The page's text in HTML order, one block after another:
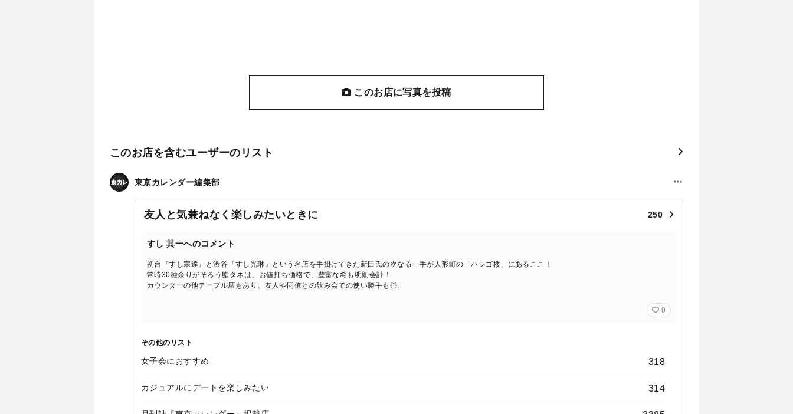
このお店に写真を投稿
このお店を含むユーザーのリスト
東京カレンダー編集部
友人と気兼ねなく楽しみたいときに 250
すし 其一へのコメント
初台『すし宗達』と渋谷『すし光琳』という名店を手掛けてきた新田氏の次なる一手が人形町の「ハシゴ楼」にあるここ！
常時30種余りがそろう鮨タネは、お値打ち価格で、豊富な肴も明朗会計！
カウンターの他テーブル席もあり、友人や同僚との飲み会での使い勝手も◎。
0
その他のリスト
女子会におすすめ 318
カジュアルにデートを楽しみたい 314